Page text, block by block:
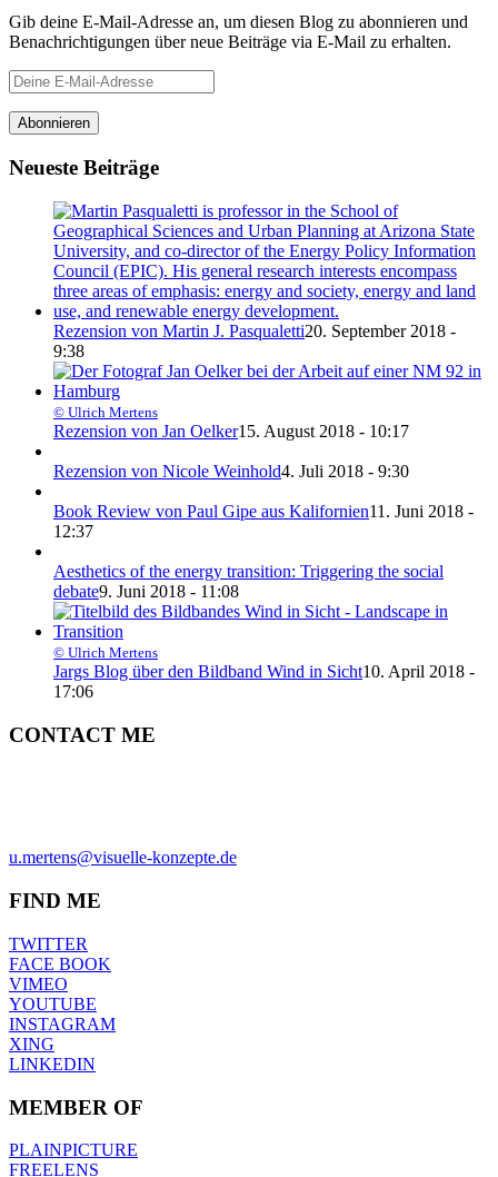
Gib deine E-Mail-Adresse an, um diesen Blog zu abonnieren und
Benachrichtigungen über neue Beiträge via E-Mail zu erhalten.
Deine
E-
Mail-
Adresse
Abonnieren
Neueste Beiträge
Rezension von Martin J. Pasqualetti20. September 2018 -
9:38
© Ulrich Mertens
Rezension von Jan Oelker15. August 2018 - 10:17
Rezension von Nicole Weinhold4. Juli 2018 - 9:30
Book Review von Paul Gipe aus Kalifornien11. Juni 2018 -
12:37
Aesthetics of the energy transition: Triggering the social
debate9. Juni 2018 - 11:08
© Ulrich Mertens
Jargs Blog über den Bildband Wind in Sicht10. April 2018 -
17:06
CONTACT ME
u.mertens@visuelle-konzepte.de
FIND ME
TWITTER
FACE BOOK
VIMEO
YOUTUBE
INSTAGRAM
XING
LINKEDIN
MEMBER OF
PLAINPICTURE
FREELENS